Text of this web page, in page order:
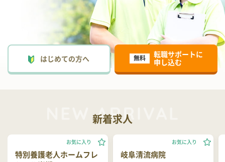
はじめての方へ 無料
転職サポートに
申し込む
新着求人
特別養護老人ホームフレ
お気に入り
岐阜清流病院
お気に入り